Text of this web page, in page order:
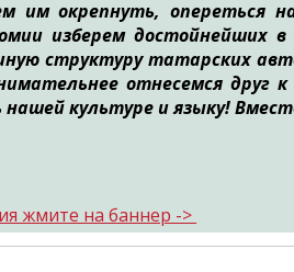
им окрепнуть, опереться
изберем достойнейших в
структуру татарских
отнесемся друг к
культуре и языку!
жмите на баннер ->